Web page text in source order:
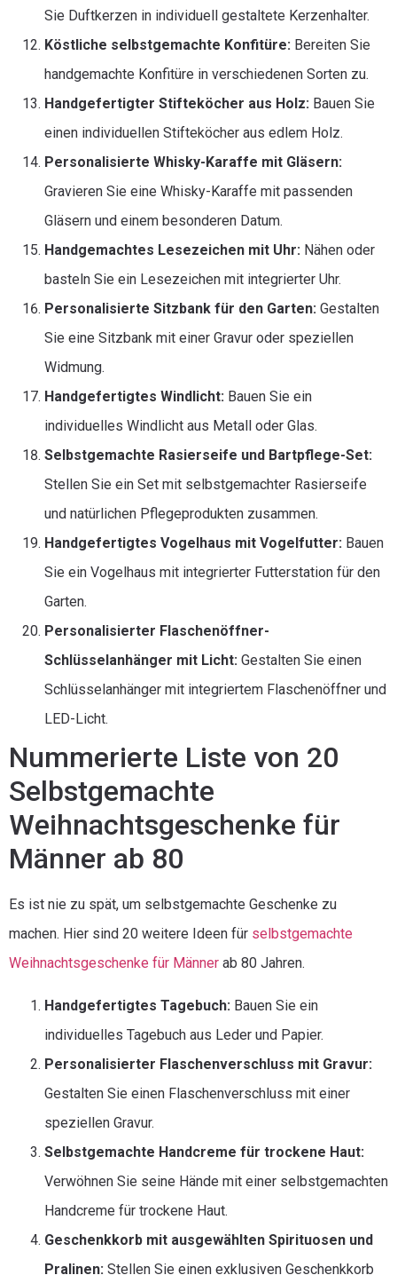
Sie Duftkerzen in individuell gestaltete Kerzenhalter.
Köstliche selbstgemachte Konfitüre: Bereiten Sie
handgemachte Konfitüre in verschiedenen Sorten zu.
Handgefertigter Stifteköcher aus Holz: Bauen Sie
einen individuellen Stifteköcher aus edlem Holz.
Personalisierte Whisky-Karaffe mit Gläsern:
Gravieren Sie eine Whisky-Karaffe mit passenden
Gläsern und einem besonderen Datum.
Handgemachtes Lesezeichen mit Uhr: Nähen oder
basteln Sie ein Lesezeichen mit integrierter Uhr.
Personalisierte Sitzbank für den Garten: Gestalten
Sie eine Sitzbank mit einer Gravur oder speziellen
Widmung.
Handgefertigtes Windlicht: Bauen Sie ein
individuelles Windlicht aus Metall oder Glas.
Selbstgemachte Rasierseife und Bartpflege-Set:
Stellen Sie ein Set mit selbstgemachter Rasierseife
und natürlichen Pflegeprodukten zusammen.
Handgefertigtes Vogelhaus mit Vogelfutter: Bauen
Sie ein Vogelhaus mit integrierter Futterstation für den
Garten.
Personalisierter Flaschenöffner-
Schlüsselanhänger mit Licht: Gestalten Sie einen
Schlüsselanhänger mit integriertem Flaschenöffner und
LED-Licht.
Nummerierte Liste von 20
Selbstgemachte
Weihnachtsgeschenke für
Männer ab 80
Es ist nie zu spät, um selbstgemachte Geschenke zu
machen. Hier sind 20 weitere Ideen für selbstgemachte
Weihnachtsgeschenke für Männer ab 80 Jahren.
Handgefertigtes Tagebuch: Bauen Sie ein
individuelles Tagebuch aus Leder und Papier.
Personalisierter Flaschenverschluss mit Gravur:
Gestalten Sie einen Flaschenverschluss mit einer
speziellen Gravur.
Selbstgemachte Handcreme für trockene Haut:
Verwöhnen Sie seine Hände mit einer selbstgemachten
Handcreme für trockene Haut.
Geschenkkorb mit ausgewählten Spirituosen und
Pralinen: Stellen Sie einen exklusiven Geschenkkorb